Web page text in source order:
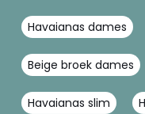
Havaianas dames
Beige broek dames
Havaianas slim